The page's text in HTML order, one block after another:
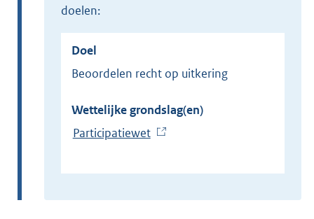
doelen:
Doel
Beoordelen recht op uitkering
Wettelijke grondslag(en)
Participatiewet(
x